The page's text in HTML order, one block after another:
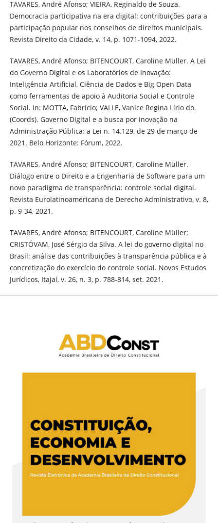
TAVARES, André Afonso; VIEIRA, Reginaldo de Souza.
Democracia participativa na era digital: contribuições para a
participação popular nos conselhos de direitos municipais.
Revista Direito da Cidade, v. 14, p. 1071-1094, 2022.
TAVARES, André Afonso; BITENCOURT, Caroline Müller. A Lei
do Governo Digital e os Laboratórios de Inovação:
Inteligência Artificial, Ciência de Dados e Big Open Data
como ferramentas de apoio à Auditoria Social e Controle
Social. In: MOTTA, Fabrício; VALLE, Vanice Regina Lírio do.
(Coords). Governo Digital e a busca por inovação na
Administração Pública: a Lei n. 14.129, de 29 de março de
2021. Belo Horizonte: Fórum, 2022.
TAVARES, André Afonso; BITENCOURT, Caroline Müller.
Diálogo entre o Direito e a Engenharia de Software para um
novo paradigma de transparência: controle social digital.
Revista Eurolatinoamericana de Derecho Administrativo, v. 8,
p. 9-34, 2021.
TAVARES, André Afonso; BITENCOURT, Caroline Müller;
CRISTÓVAM, José Sérgio da Silva. A lei do governo digital no
Brasil: análise das contribuições à transparência pública e à
concretização do exercício do controle social. Novos Estudos
Jurídicos, Itajaí, v. 26, n. 3, p. 788-814, set. 2021.